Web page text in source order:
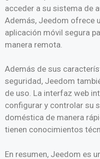
acceder a su sistema de
Además, Jeedom ofrece
aplicación móvil segura
manera remota.
Además de sus
seguridad, Jeedom
de uso. La interfaz web
configurar y controlar su
doméstica de manera
tienen conocimientos
En resumen, Jeedom es